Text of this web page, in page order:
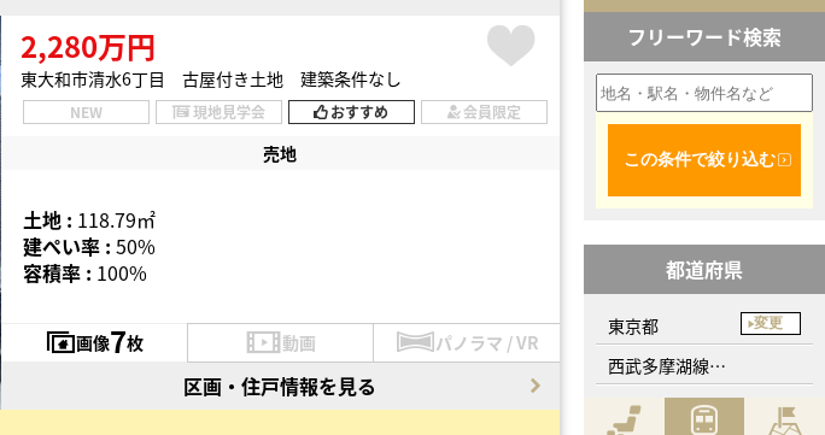
2,280万円
東大和市清水6丁目 古屋付き土地 建築条件なし
NEW 現地見学会 おすすめ 会員限定
売地
土地 : 118.79㎡
建ぺい率 : 50%
容積率 : 100%
画像7枚 動画 パノラマ / VR
区画・住戸情報を見る
フリーワード検索
この条件で絞り込む
都道府県
東京都 変更
西武多摩湖線、武蔵大和駅